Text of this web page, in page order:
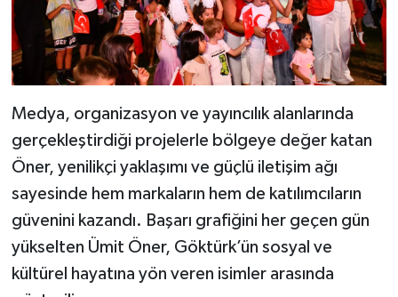
Medya, organizasyon ve yayıncılık alanlarında
gerçekleştirdiği projelerle bölgeye değer katan
Öner, yenilikçi yaklaşımı ve güçlü iletişim ağı
sayesinde hem markaların hem de katılımcıların
güvenini kazandı. Başarı grafiğini her geçen gün
yükselten Ümit Öner, Göktürk’ün sosyal ve
kültürel hayatına yön veren isimler arasında